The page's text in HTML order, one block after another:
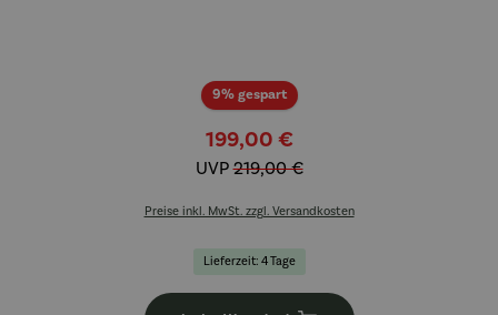
9% gespartRabatt
199,00 €
UVP219,00 €
Preise inkl. MwSt. zzgl. Versandkosten
Lieferzeit: 4 Tage